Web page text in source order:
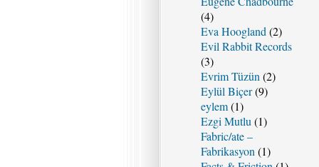
(4)
Eva Hoogland (2)
Evil Rabbit Records
(3)
Evrim Tüzün (2)
Eylül Biçer(9)
eylem(1)
Ezgi Mutlu (1)
Fabric/ate –
Fabrikasyon (1)